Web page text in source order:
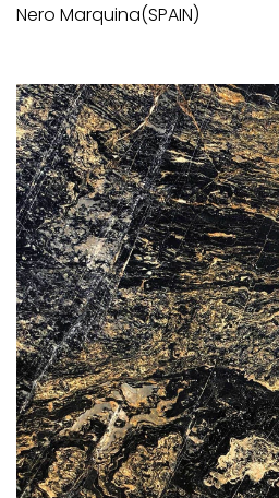
Nero Marquina(SPAIN)